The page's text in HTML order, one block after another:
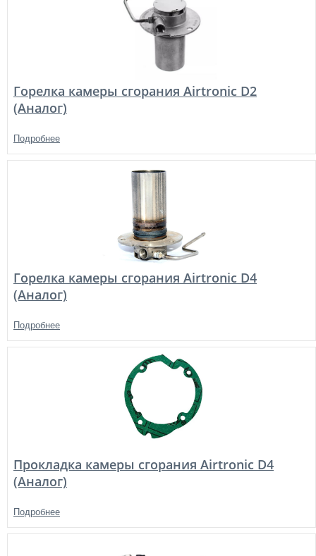
Горелка камеры сгорания Airtronic D2
(Аналог)
Подробнее
Горелка камеры сгорания Airtronic D4
(Аналог)
Подробнее
Прокладка камеры сгорания Airtronic D4
(Аналог)
Подробнее